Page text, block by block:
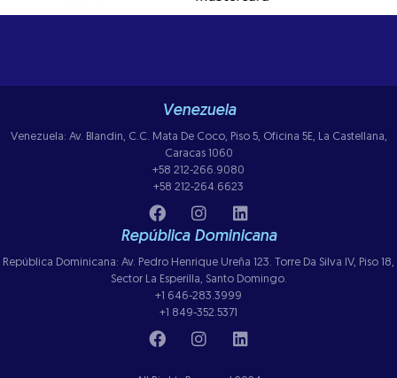
Venezuela
Venezuela: Av. Blandin, C.C. Mata De Coco, Piso 5, Oficina 5E, La Castellana,
Caracas 1060
+58 212-266.9080
+58 212-264.6623
República Dominicana
República Dominicana: Av. Pedro Henrique Ureña 123. Torre Da Silva IV, Piso 18,
Sector La Esperilla, Santo Domingo.
+1 646-283.3999
+1 849-352.5371